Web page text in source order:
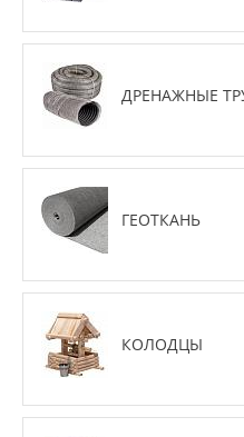
ДРЕНАЖНЫЕ
ГЕОТКАНЬ
КОЛОДЦЫ